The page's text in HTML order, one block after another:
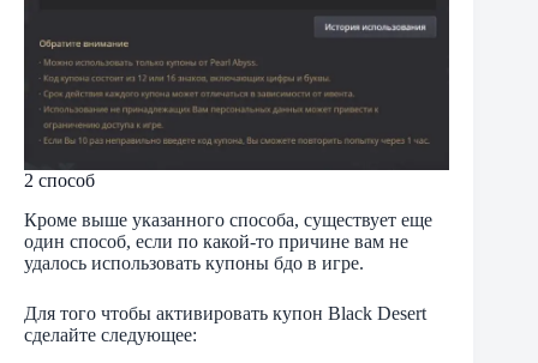
2 способ
Кроме выше указанного способа, существует еще
один способ, если по какой-то причине вам не
удалось использовать купоны бдо в игре.
Для того чтобы активировать купон Black Desert
сделайте следующее: